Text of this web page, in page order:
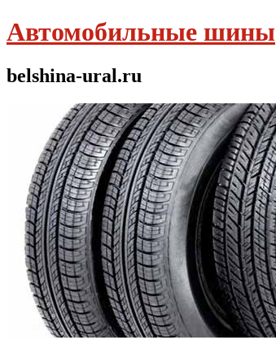
Автомобильные шины
belshina-ural.ru